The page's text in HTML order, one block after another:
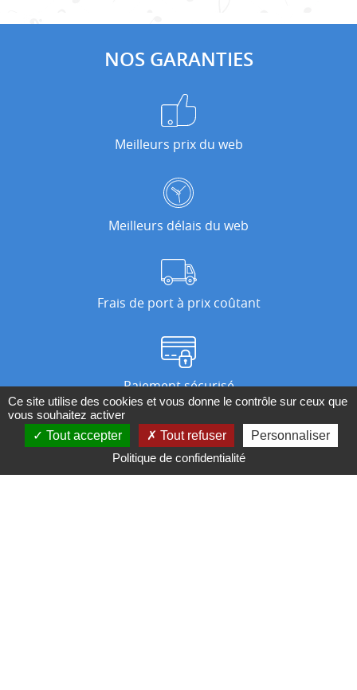
NOS GARANTIES
Meilleurs prix du web
Meilleurs délais du web
Frais de port à prix coûtant
Paiement sécurisé
Nos magasins
Ce site utilise des cookies et vous donne le contrôle sur ceux que
vous souhaitez activer
Tout accepter
Tout refuser
Personnaliser
Politique de confidentialité